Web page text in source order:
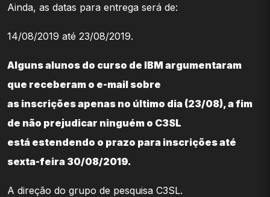
Ainda, as datas para entrega será de:
14/08/2019 até 23/08/2019.
Alguns alunos do curso de IBM argumentaram
que receberam o e-mail sobre
as inscrições apenas no último dia (23/08), a fim
de não prejudicar ninguém o C3SL
está estendendo o prazo para inscrições até
sexta-feira 30/08/2019.
A direção do grupo de pesquisa C3SL.